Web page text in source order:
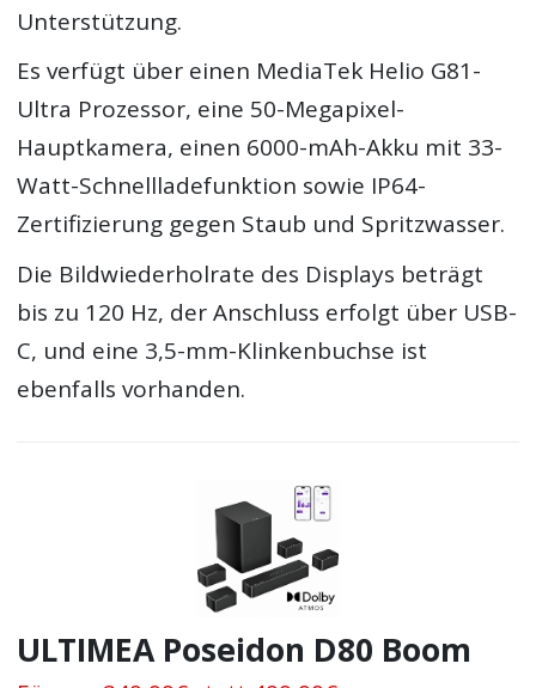
Unterstützung.
Es verfügt über einen MediaTek Helio G81-
Ultra Prozessor, eine 50-Megapixel-
Hauptkamera, einen 6000-mAh-Akku mit 33-
Watt-Schnellladefunktion sowie IP64-
Zertifizierung gegen Staub und Spritzwasser.
Die Bildwiederholrate des Displays beträgt
bis zu 120 Hz, der Anschluss erfolgt über USB-
C, und eine 3,5-mm-Klinkenbuchse ist
ebenfalls vorhanden.
ULTIMEA Poseidon D80 Boom